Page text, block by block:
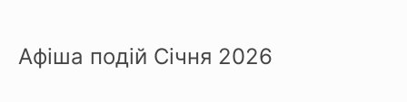
Афіша подій Січня 2026